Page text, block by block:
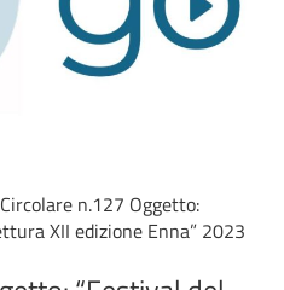
Circolare n.127 Oggetto:
XII edizione Enna” 2023